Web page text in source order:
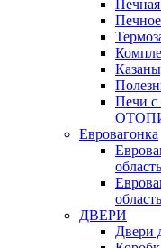
Печи
Евровагонка
область
область
ДВЕРИ
Двери